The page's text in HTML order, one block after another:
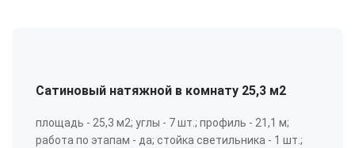
Сатиновый натяжной в комнату 25,3 м2
площадь - 25,3 м2; углы - 7 шт.; профиль - 21,1 м;
работа по этапам - да; стойка светильника - 1 шт.;